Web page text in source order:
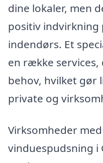
dine lokaler, men
positiv indvirkning
indendørs. Et
en række services,
behov, hvilket gør
private og
Virksomheder
vinduespudsning i